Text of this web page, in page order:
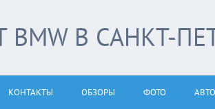
В САНКТ-
КОНТАКТЫ ОБЗОРЫ ФОТО